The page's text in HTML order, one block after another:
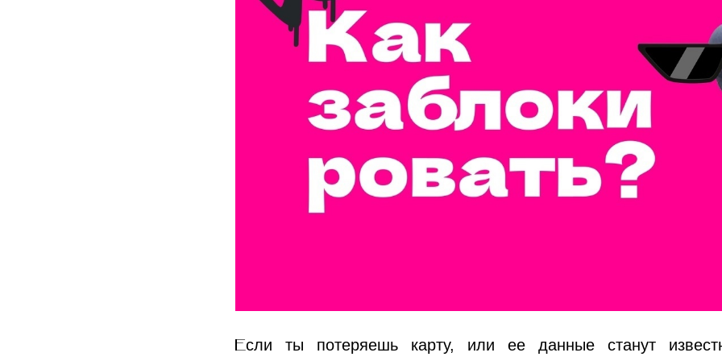
Если ты потеряешь карту, или ее данные станут